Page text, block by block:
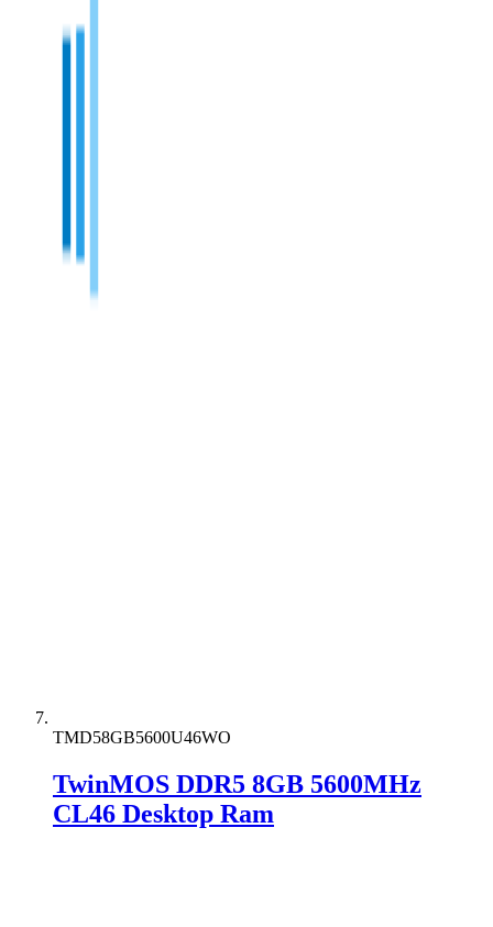
TMD58GB5600U46WO
TwinMOS DDR5 8GB 5600MHz
CL46 Desktop Ram